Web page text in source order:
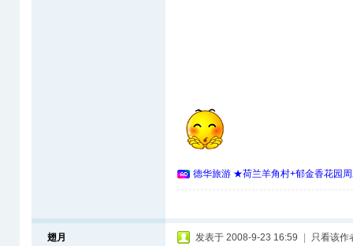
德华旅游 ★荷兰羊角村+郁金香花园
翅月 发表于 2008-9-23 16:59 只看该作